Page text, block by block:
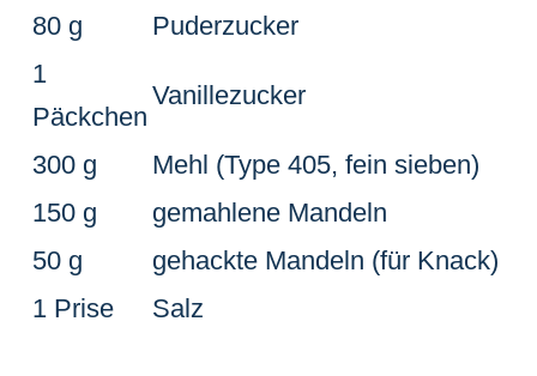
80 g
Puderzucker
1
Päckchen
Vanillezucker
300 g
Mehl (Type 405, fein sieben)
150 g
gemahlene Mandeln
50 g
gehackte Mandeln (für Knack)
1 Prise
Salz